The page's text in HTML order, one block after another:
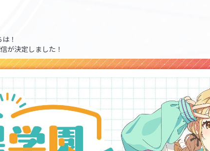
！
が決定しました！